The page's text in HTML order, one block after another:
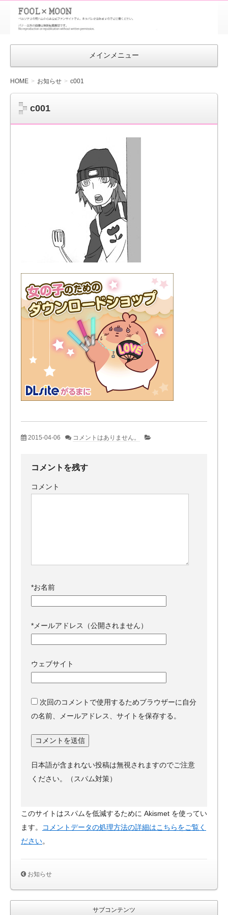
FOOL×MOON
｜ペルソナ
3 荒ハム中
メインメニュー
HOME お知らせ c001
c001
2015-04-06 コメントはありません。
コメントを残す
コメント
*お名前
* メールアドレス（公開されません）
ウェブサイト
次回のコメントで使用するためブラウザーに自分
の名前、メールアドレス、サイトを保存する。
日本語が含まれない投稿は無視されますのでご注意
ください。（スパム対策）
このサイトはスパムを低減するために Akismet を使ってい
ます。
コメントデータの処理方法の詳細はこちらをご覧く
ださい。
お知らせ
サブコンテンツ